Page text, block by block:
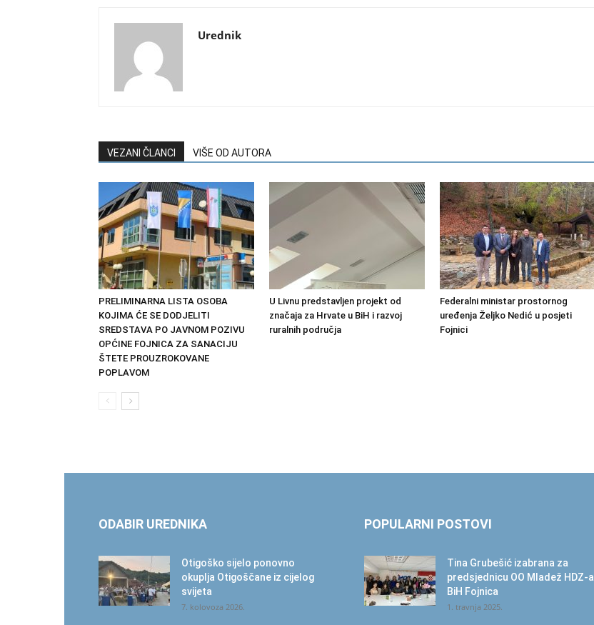
Urednik
VEZANI ČLANCI VIŠE OD AUTORA
PRELIMINARNA LISTA OSOBA
KOJIMA ĆE SE DODJELITI
SREDSTAVA PO JAVNOM POZIVU
OPĆINE FOJNICA ZA SANACIJU
ŠTETE PROUZROKOVANE
POPLAVOM
U Livnu predstavljen projekt od
značaja za Hrvate u BiH i razvoj
ruralnih područja
Federalni ministar prostornog
uređenja Željko Nedić u posjeti
Fojnici
ODABIR UREDNIKA
Otigoško sijelo ponovno
okuplja Otigoščane iz cijelog
svijeta
7. kolovoza 2026.
POPULARNI POSTOVI
Tina Grubešić izabrana za
predsjednicu OO Mladež HDZ-a
BiH Fojnica
1. travnja 2025.